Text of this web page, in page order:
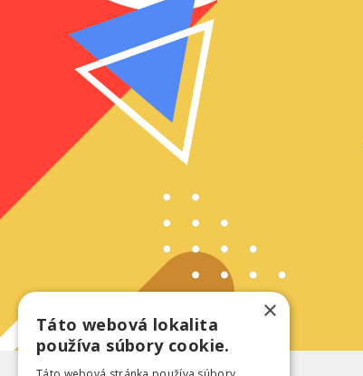
×
Táto webová lokalita
používa súbory cookie.